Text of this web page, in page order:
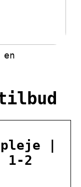
pleje |
1-2